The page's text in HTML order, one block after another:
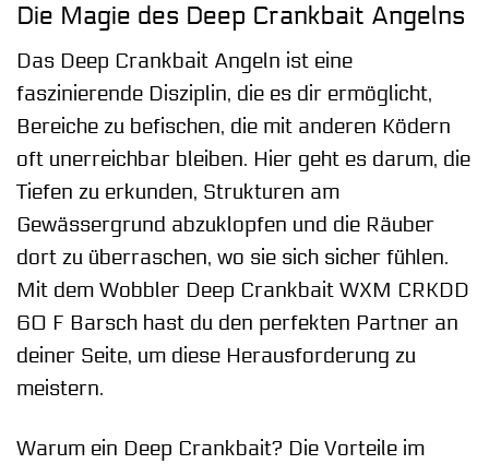
Die Magie des Deep Crankbait Angelns
Das Deep Crankbait Angeln ist eine
faszinierende Disziplin, die es dir ermöglicht,
Bereiche zu befischen, die mit anderen Ködern
oft unerreichbar bleiben. Hier geht es darum, die
Tiefen zu erkunden, Strukturen am
Gewässergrund abzuklopfen und die Räuber
dort zu überraschen, wo sie sich sicher fühlen.
Mit dem Wobbler Deep Crankbait WXM CRKDD
60 F Barsch hast du den perfekten Partner an
deiner Seite, um diese Herausforderung zu
meistern.
Warum ein Deep Crankbait? Die Vorteile im